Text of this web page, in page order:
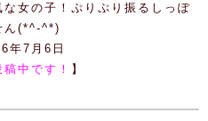
女の子！ぷりぷり振るしっぽ
ん(*^-^*)
年7月6日
中です！ 】